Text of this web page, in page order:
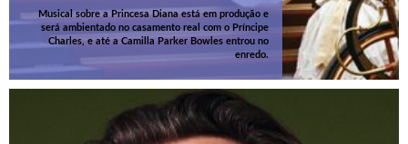
Musical sobre a Princesa Diana está em produção e
será ambientado no casamento real com o Príncipe
Charles, e até a Camilla Parker Bowles entrou no
enredo.